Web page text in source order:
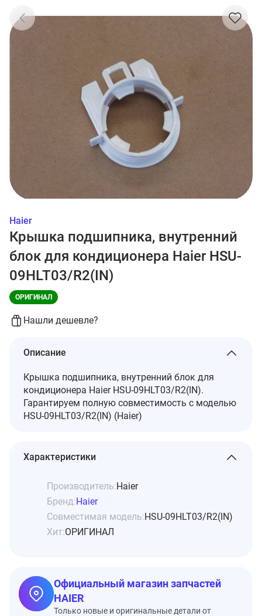
Haier
Крышка подшипника, внутренний
блок для кондиционера Haier HSU-
09HLT03/R2(IN)
ОРИГИНАЛ
Нашли дешевле?
Описание
Крышка подшипника, внутренний блок для
кондиционера Haier HSU-09HLT03/R2(IN).
Гарантируем полную совместимость с моделью
HSU-09HLT03/R2(IN) (Haier)
Характеристики
Производитель:Haier
Бренд:Haier
Совместимая модель:HSU-09HLT03/R2(IN)
Хит:ОРИГИНАЛ
Официальный магазин запчастей
HAIER
Только новые и оригинальные детали от